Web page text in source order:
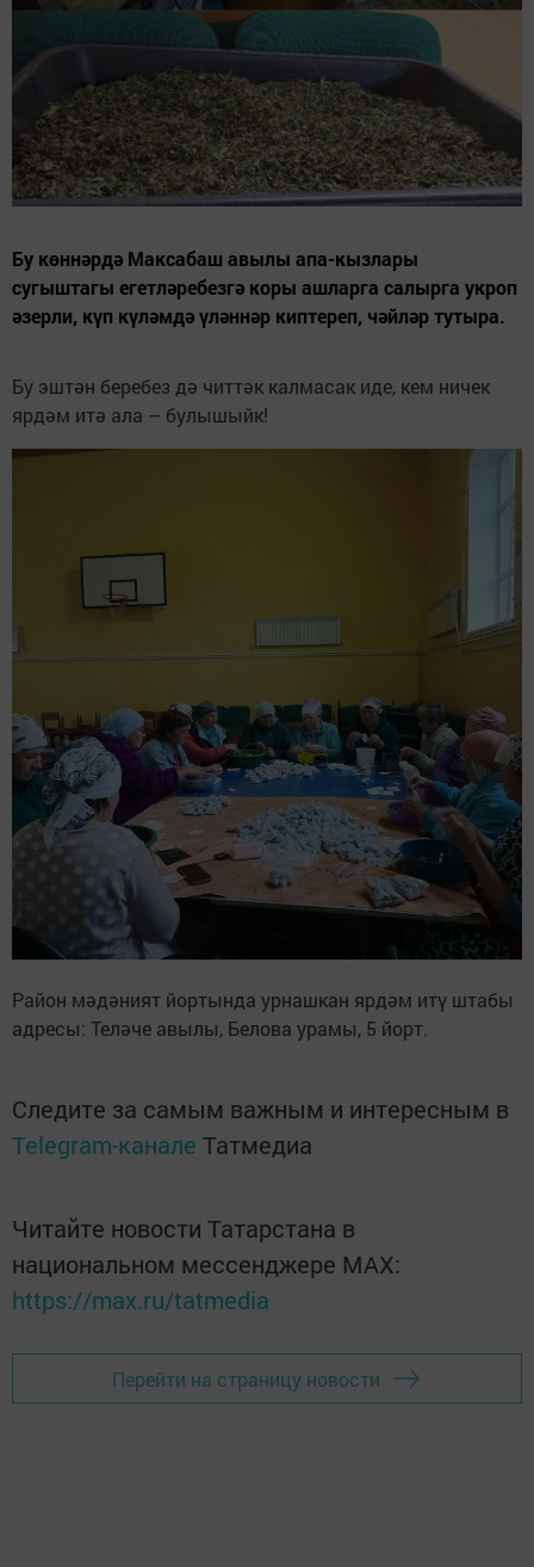
Бу көннәрдә Максабаш авылы апа-кызлары
сугыштагы егетләребезгә коры ашларга салырга укроп
әзерли, күп күләмдә үләннәр киптереп, чәйләр тутыра.
Бу эштән беребез дә читтәк калмасак иде, кем ничек
ярдәм итә ала – булышыйк!
Район мәдәният йортында урнашкан ярдәм итү штабы
адресы: Теләче авылы, Белова урамы, 5 йорт.
Следите за самым важным и интересным в
Telegram-канале Татмедиа
Читайте новости Татарстана в
национальном мессенджере MАХ:
https://max.ru/tatmedia
Перейти на страницу новости